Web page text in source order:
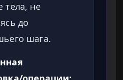
тела, не
до
шага.